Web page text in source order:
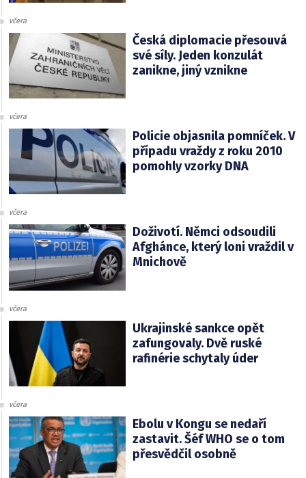
včera
Česká diplomacie přesouvá
své síly. Jeden konzulát
zanikne, jiný vznikne
včera
Policie objasnila pomníček. V
případu vraždy z roku 2010
pomohly vzorky DNA
včera
Doživotí. Němci odsoudili
Afghánce, který loni vraždil v
Mnichově
včera
Ukrajinské sankce opět
zafungovaly. Dvě ruské
rafinérie schytaly úder
včera
Ebolu v Kongu se nedaří
zastavit. Šéf WHO se o tom
přesvědčil osobně